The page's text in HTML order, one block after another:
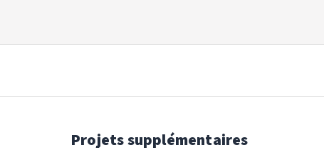
Projets supplémentaires